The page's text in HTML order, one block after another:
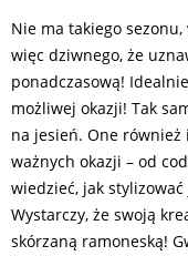
Nie ma takiego
więc dziwnego, że
ponadczasową!
możliwej okazji! Tak
na jesień. One
ważnych okazji – od
wiedzieć, jak
Wystarczy, że swoją
skórzaną ramoneską!